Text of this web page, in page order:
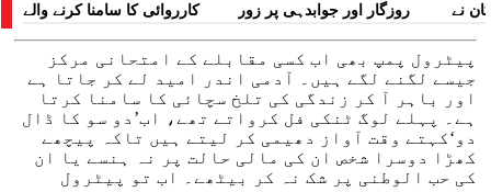
کارروائی کا سامنا کرنے والے
روزگار اور جوابدہی پر زور
نے
پیٹرول پمپ بھی اب کسی مقابلے کے امتحانی مرکز
جیسے لگنے لگے ہیں۔ آدمی اندر امید لے کر جاتا ہے
اور باہر آ کر زندگی کی تلخ سچائی کا سامنا کرتا
ہے۔ پہلے لوگ ٹنکی فل کرواتے تھے، اب’دو سو کا ڈال
دو‘کہتے وقت آواز دھیمی کر لیتے ہیں تاکہ پیچھے
کھڑا دوسرا شخص ان کی مالی حالت پر نہ ہنسے یا ان
کی حب الوطنی پر شک نہ کر بیٹھے۔ اب تو پیٹرول